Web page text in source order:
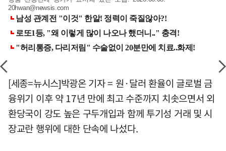
20hwan@newsis.com
[세종=뉴시스]박광온 기자 = 원·달러 환율이 글로벌 금
융위기 이후 약 17년 만에 최고 수준까지 치솟으면서 외
환당국이 강도 높은 구두개입과 함께 투기성 거래 및 시
장교란 행위에 대한 단속에 나섰다.